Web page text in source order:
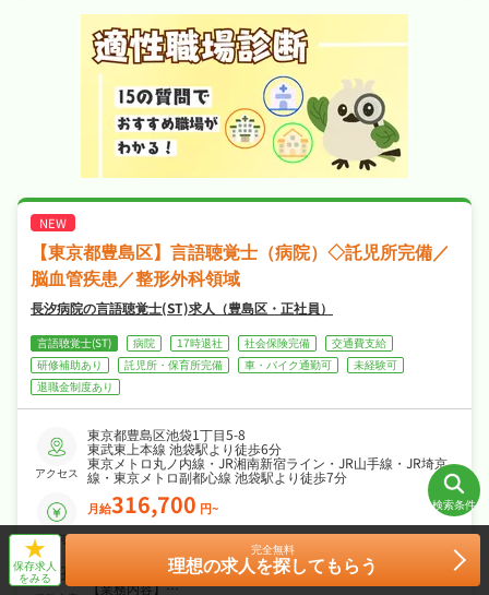
りやすくワークライフバランスも抜群！
・社会保険完備、退職金制度あり、住宅補助・
社宅制度ありと手厚く、腰を据えて長く活躍で
きる職場です！
【東京都豊島区】言語聴覚士（病院）◇託児所完備／
脳血管疾患／整形外科領域
長汐病院の言語聴覚士(ST)求人（豊島区・正社員）
言語聴覚士(ST) 病院 17時退社 社会保険完備
交通費支給
研修補助あり
託児所・保育所完備 車・バイク通勤可
未経験可
退職金制度あり
アクセス
東京都豊島区池袋1丁目5-8
東武東上本線 池袋駅より徒歩6分
東京メトロ丸ノ内線・JR湘南新宿ライン・JR山手線・JR埼京
線・東京メトロ副都心線 池袋駅より徒歩7分
給与
月給316,700 円~
ケアミックス型病院での、脳血管疾患・整形疾患を中心とした
入院及び外来のリハビリテーション業務
【業務内容】
検索条件
保存求人
をみる
完全無料
理想の求人を探してもらう
件